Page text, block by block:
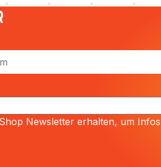
Newsletter erhalten, um